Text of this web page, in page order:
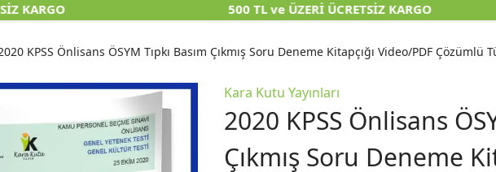
11. SINIF
KARA KUTU KİTAPLARI
TYT
KARA KUTU KİTAPLARI
EĞİTİM BİLİMLERİ
KARA KUTU KİTAPLARI
LİSANS
KARA KUTU KİTAPLARI
6. SINIF (İOKBS)
KARA KUTU KİTAPLARI
5.
KARGO 500 TL ve ÜZERİ ÜCRETSİZ KARGO
KPSS Önlisans ÖSYM Tıpkı Basım Çıkmış Soru Deneme Kitapçığı Video/PDF Çözümlü
Kara Kutu Yayınları
2020 KPSS Önlisans
Çıkmış Soru Deneme